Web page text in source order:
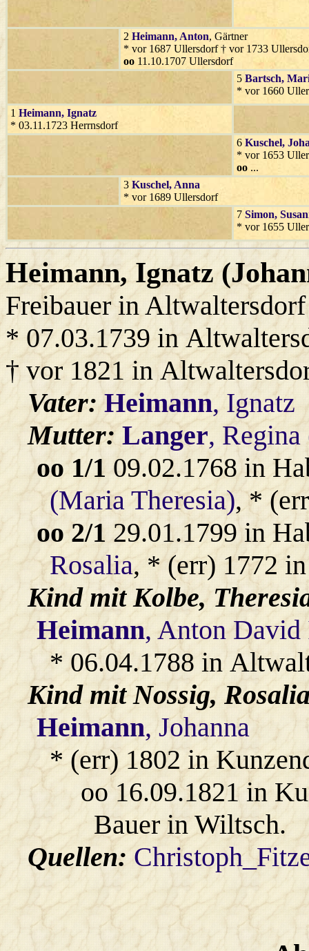
2 Heimann, Anton, Gärtner
* vor 1687 Ullersdorf † vor 1733
oo 11.10.1707 Ullersdorf
5 Bartsch,
* vor 1660
1 Heimann, Ignatz
* 03.11.1723 Herrnsdorf
6 Kuschel,
* vor 1653
oo ...
3 Kuschel, Anna
* vor 1689 Ullersdorf
7 Simon,
* vor 1655
Heimann, Ignatz
Freibauer in Altwaltersdorf
* 07.03.1739 in
† vor 1821 in
Vater:Heimann, Ignatz
Mutter:Langer,
oo 1/109.02.1768 in
(Maria Theresia), *
oo 2/129.01.1799 in
Rosalia, * (err) 1772
Kind mitKolbe,
Heimann, Anton David
* 06.04.1788 in
Kind mitNossig,
Heimann, Johanna
* (err) 1802 in
oo 16.09.1821 in
Bauer in Wiltsch.
Quellen: